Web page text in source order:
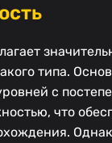
типа.
с
что